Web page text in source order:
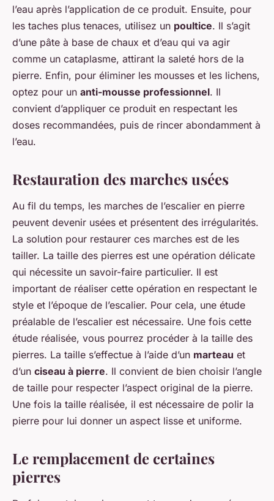
l’eau après l’application de ce produit. Ensuite, pour
les taches plus tenaces, utilisez un poultice. Il s’agit
d’une pâte à base de chaux et d’eau qui va agir
comme un cataplasme, attirant la saleté hors de la
pierre. Enfin, pour éliminer les mousses et les lichens,
optez pour un anti-mousse professionnel. Il
convient d’appliquer ce produit en respectant les
doses recommandées, puis de rincer abondamment à
l’eau.
Restauration des marches usées
Au fil du temps, les marches de l’escalier en pierre
peuvent devenir usées et présentent des irrégularités.
La solution pour restaurer ces marches est de les
tailler. La taille des pierres est une opération délicate
qui nécessite un savoir-faire particulier. Il est
important de réaliser cette opération en respectant le
style et l’époque de l’escalier. Pour cela, une étude
préalable de l’escalier est nécessaire. Une fois cette
étude réalisée, vous pourrez procéder à la taille des
pierres. La taille s’effectue à l’aide d’un marteau et
d’un ciseau à pierre. Il convient de bien choisir l’angle
de taille pour respecter l’aspect original de la pierre.
Une fois la taille réalisée, il est nécessaire de polir la
pierre pour lui donner un aspect lisse et uniforme.
Le remplacement de certaines
pierres